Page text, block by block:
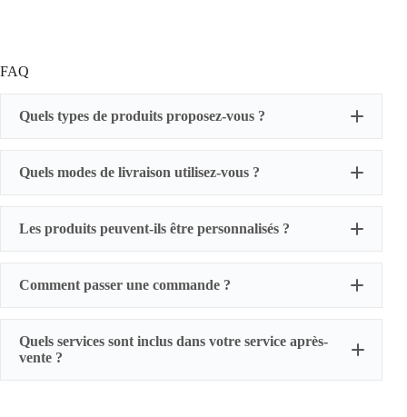
FAQ
Quels types de produits proposez-vous ?
Quels modes de livraison utilisez-vous ?
Les produits peuvent-ils être personnalisés ?
Comment passer une commande ?
Quels services sont inclus dans votre service après-
vente ?